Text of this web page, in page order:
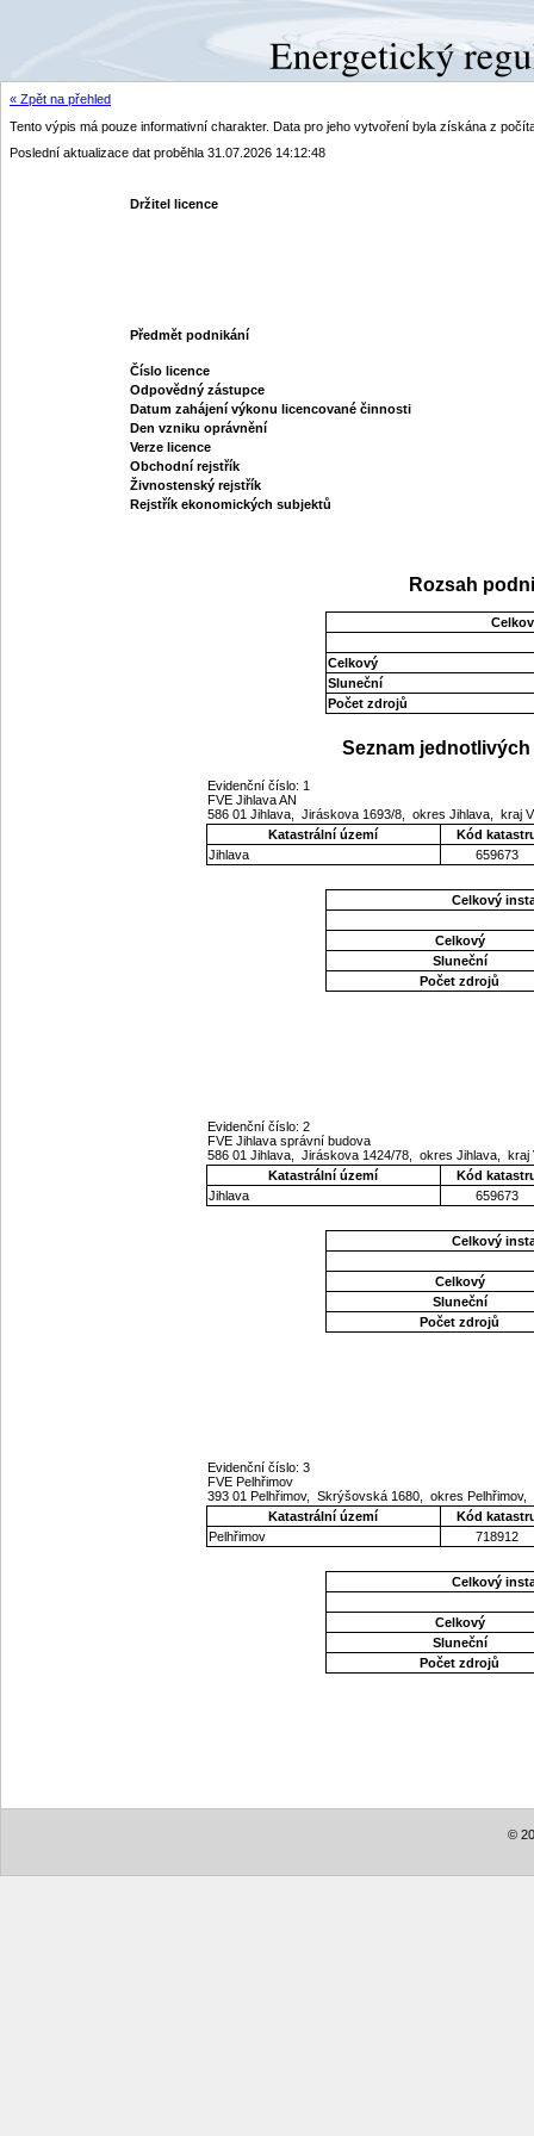
« Zpět na přehled
Tento výpis má pouze informativní charakter. Data pro jeho vytvoření byla získána z
Poslední aktualizace dat proběhla 31.07.2026 14:12:48
Držitel licence
Předmět podnikání
Číslo licence
Odpovědný zástupce
Datum zahájení výkonu licencované činnosti
Den vzniku oprávnění
Verze licence
Obchodní rejstřík
Živnostenský rejstřík
Rejstřík ekonomických subjektů
Rozsah
Celkový
Sluneční
Počet zdrojů
Seznam
Evidenční číslo: 1
FVE Jihlava AN
586 01 Jihlava, Jiráskova 1693/8, okres Jihlava, kraj
Katastrální území
Kód
Jihlava
659673
Celkový
Celkový
Sluneční
Počet zdrojů
Evidenční číslo: 2
FVE Jihlava správní budova
586 01 Jihlava, Jiráskova 1424/78, okres Jihlava,
Katastrální území
Kód
Jihlava
659673
Celkový
Celkový
Sluneční
Počet zdrojů
Evidenční číslo: 3
FVE Pelhřimov
393 01 Pelhřimov, Skrýšovská 1680, okres
Katastrální území
Kód
Pelhřimov
718912
Celkový
Celkový
Sluneční
Počet zdrojů
©